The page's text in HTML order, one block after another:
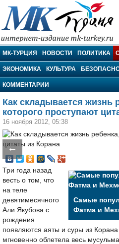
МК-Турция
МК-ТУРЦИЯ НОВОСТИ ПОЛИТИКА
ЭКОНОМИКА КУЛЬТУРА
КОММЕНТАРИИ
Как складывается жизнь
которого проступают
16 ноября 2012, 05:38
←
Самые
Фатма и
Три года назад
весть о том, что
на теле
девятимесячного
Али Якубова с
рождения
появляются аяты и суры из Корана
мгновенно облетела весь